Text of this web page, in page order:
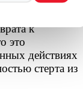
к
это
действиях
стерта из